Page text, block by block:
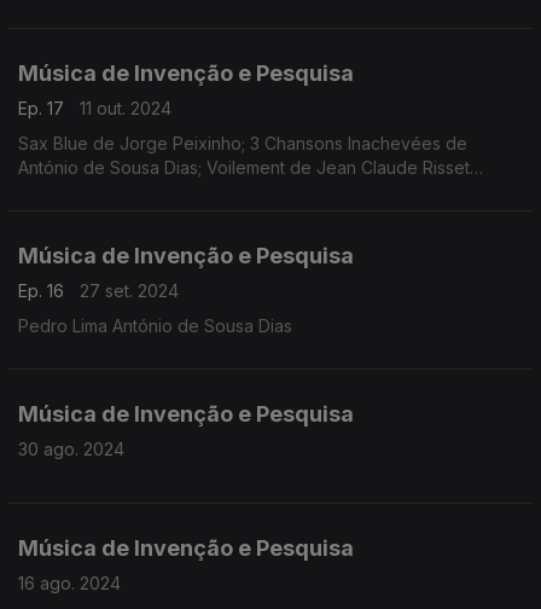
Música de Invenção e Pesquisa
Ep. 17
11 out. 2024
Sax Blue de Jorge Peixinho; 3 Chansons Inachevées de
António de Sousa Dias; Voilement de Jean Claude Risset
Música de Invenção e Pesquisa
Ep. 16
27 set. 2024
Pedro Lima António de Sousa Dias
Música de Invenção e Pesquisa
30 ago. 2024
Música de Invenção e Pesquisa
16 ago. 2024